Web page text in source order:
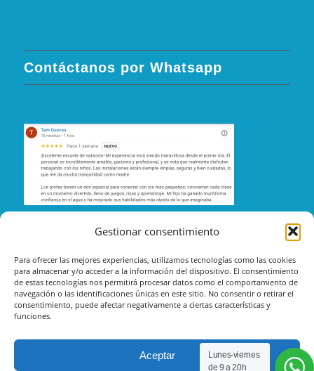
Gestionar consentimiento
Para ofrecer las mejores experiencias, utilizamos tecnologías como las cookies
para almacenar y/o acceder a la información del dispositivo. El consentimiento
de estas tecnologías nos permitirá procesar datos como el comportamiento de
navegación o las identificaciones únicas en este sitio. No consentir o retirar el
consentimiento, puede afectar negativamente a ciertas características y
funciones.
Aceptar
Contáctanos por Whatsapp
Lunes-viernes
de 9 a 20h